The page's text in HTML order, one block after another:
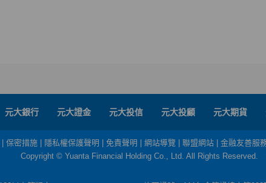
元大銀行 元大證金 元大投信 元大投顧 元大期貨
保密措施 隱私權保護聲明 免責聲明 網站導覽 聯盟網站
金融友善服
Copyright © Yuanta Financial Holding Co., Ltd. All Rights Reserved.